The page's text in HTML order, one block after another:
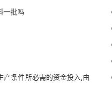
一批吗
产条件所必需的资金投入,由